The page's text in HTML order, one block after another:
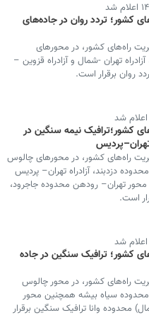
کشور؛ تردد روان در جاده‌های
راه‌های کشور، در محورهای
تهران -شمال و آزادراه قزوین –
روان برقرار است.
کشور؛ترافیک نیمه سنگین در
راه‌های کشور، در محورهای چالوس
دزدبند، آزادراه تهران– پردیس
محور تهران– رودهن محدوده جاجرود،
است.
کشور؛ ترافیک سنگین در جاده
راه‌های کشور، در محور چالوس
سیاه بیشه همچنین محور
محدوده وانا ترافیک سنگین برقرار